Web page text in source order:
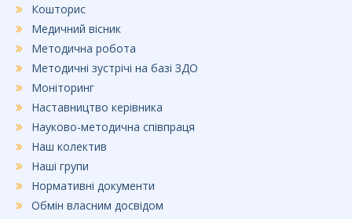
Кошторис
Медичний вісник
Методична робота
Методичні зустрічі на базі ЗДО
Моніторинг
Наставництво керівника
Науково-методична співпраця
Наш колектив
Наші групи
Нормативні документи
Обмін власним досвідом